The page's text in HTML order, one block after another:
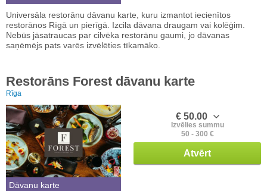
Universāla restorānu dāvanu karte, kuru izmantot iecienītos
restorānos Rīgā un pierīgā. Izcila dāvana draugam vai kolēģim.
Nebūs jāsatraucas par cilvēka restorānu gaumi, jo dāvanas
saņēmējs pats varēs izvēlēties tīkamāko.
Restorāns Forest dāvanu karte
Rīga
Dāvanu karte
€ 50.00
Izvēlies summu
50 - 300 €
Atvērt